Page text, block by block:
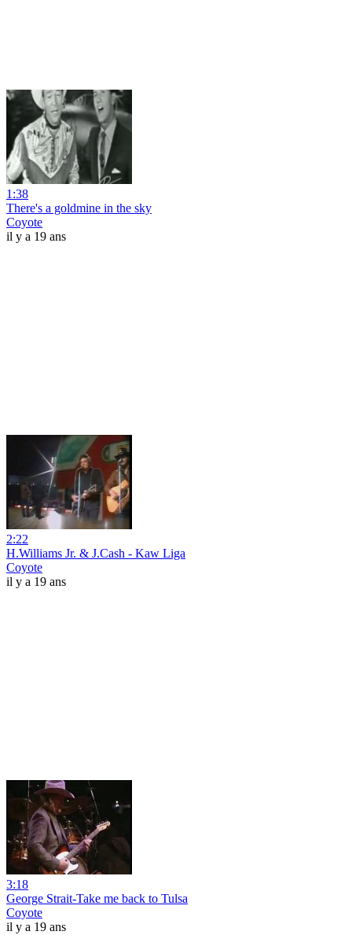
1:38
There's a goldmine in the sky
Coyote
il y a 19 ans
2:22
H.Williams Jr. & J.Cash - Kaw Liga
Coyote
il y a 19 ans
3:18
George Strait-Take me back to Tulsa
Coyote
il y a 19 ans